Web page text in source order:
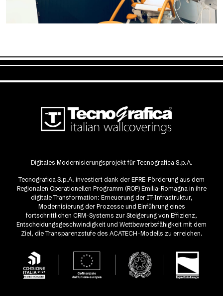
Digitales Modernisierungsprojekt für Tecnografica S.p.A.
Tecnografica S.p.A. investiert dank der EFRE-Förderung aus dem
Regionalen Operationellen Programm (ROP) Emilia-Romagna in ihre
digitale Transformation: Erneuerung der IT-Infrastruktur,
Modernisierung der Prozesse und Einführung eines
fortschrittlichen CRM-Systems zur Steigerung von Effizienz,
Entscheidungsgeschwindigkeit und Wettbewerbsfähigkeit mit dem
Ziel, die Transparenzstufe des ACATECH-Modells zu erreichen.